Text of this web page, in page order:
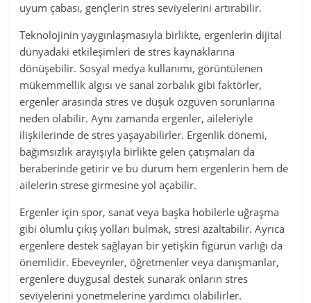
uyum çabası, gençlerin stres seviyelerini artırabilir.
Teknolojinin yaygınlaşmasıyla birlikte, ergenlerin dijital
dünyadaki etkileşimleri de stres kaynaklarına
dönüşebilir. Sosyal medya kullanımı, görüntülenen
mükemmellik algısı ve sanal zorbalık gibi faktörler,
ergenler arasında stres ve düşük özgüven sorunlarına
neden olabilir. Aynı zamanda ergenler, aileleriyle
ilişkilerinde de stres yaşayabilirler. Ergenlik dönemi,
bağımsızlık arayışıyla birlikte gelen çatışmaları da
beraberinde getirir ve bu durum hem ergenlerin hem de
ailelerin strese girmesine yol açabilir.
Ergenler için spor, sanat veya başka hobilerle uğraşma
gibi olumlu çıkış yolları bulmak, stresi azaltabilir. Ayrıca
ergenlere destek sağlayan bir yetişkin figürün varlığı da
önemlidir. Ebeveynler, öğretmenler veya danışmanlar,
ergenlere duygusal destek sunarak onların stres
seviyelerini yönetmelerine yardımcı olabilirler.